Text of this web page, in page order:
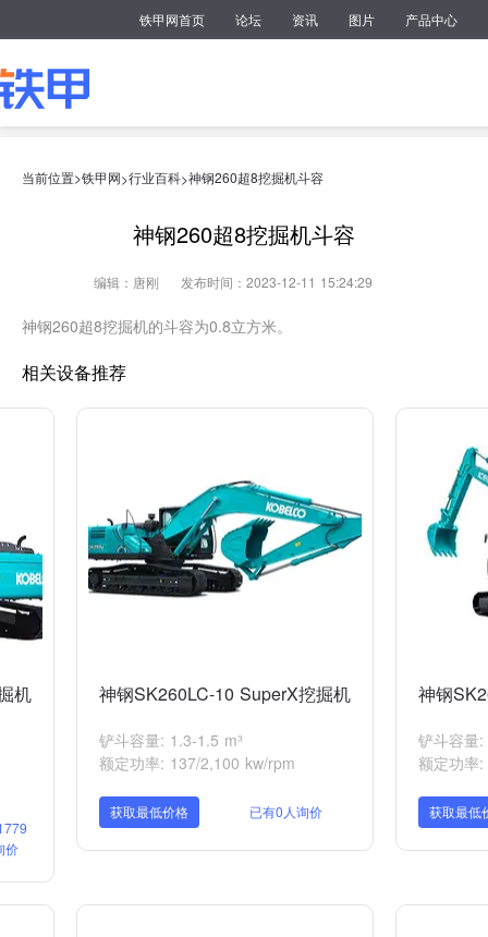
铁甲网首页 论坛 资讯 图片 产品中心
当前位置>铁甲网>行业百科>神钢260超8挖掘机斗容
神钢260超8挖掘机斗容
编辑：唐刚 发布时间：2023-12-11 15:24:29
神钢260超8挖掘机的斗容为0.8立方米。
相关设备推荐
机
价
神钢SK260LC-10 SuperX挖掘机
铲斗容量: 1.3-1.5 m³
额定功率: 137/2,100 kw/rpm
获取最低价格 已有0人询价
神钢
铲斗容量
额定功率
获取最低